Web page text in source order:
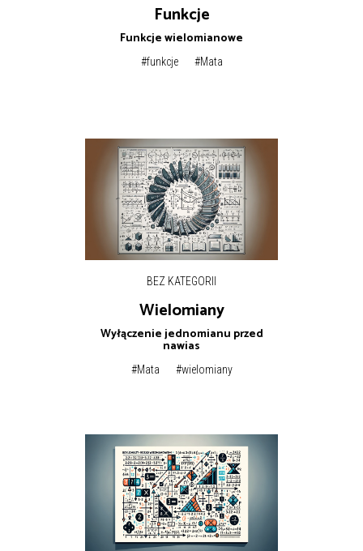
Funkcje
Funkcje wielomianowe
#funkcje #Mata
BEZ KATEGORII
Wielomiany
Wyłączenie jednomianu przed
nawias
#Mata #wielomiany